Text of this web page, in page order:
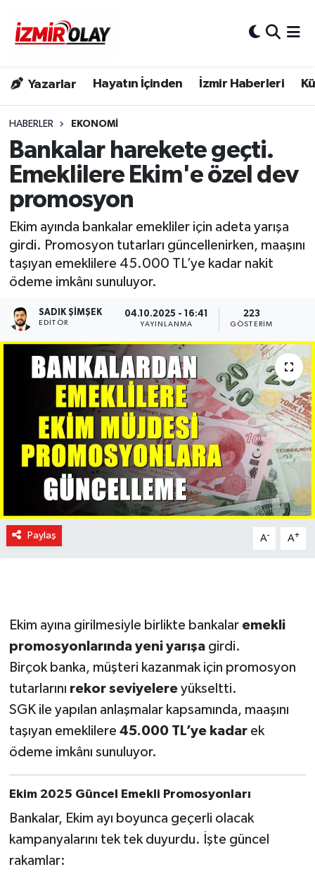
Yazarlar Hayatın İçinden İzmir Haberleri
HABERLER EKONOMI
Bankalar harekete geçti.
Emeklilere Ekim'e özel dev
promosyon
Ekim ayında bankalar emekliler için adeta yarışa
girdi. Promosyon tutarları güncellenirken, maaşını
taşıyan emeklilere 45.000 TL’ye kadar nakit
ödeme imkânı sunuluyor.
SADIK ŞIMŞEK
EDITÖR
04.10.2025 - 16:41
YAYINLANMA
223
GÖSTERIM
Paylaş A- A+
Ekim ayına girilmesiyle birlikte bankalar emekli
promosyonlarında yeni yarışagirdi.
Birçok banka, müşteri kazanmak için promosyon
tutarlarını rekor seviyelereyükseltti.
SGK ile yapılan anlaşmalar kapsamında, maaşını
taşıyan emeklilere 45.000 TL’ye kadarek
ödeme imkânı sunuluyor.
Ekim 2025 Güncel Emekli Promosyonları
Bankalar, Ekim ayı boyunca geçerli olacak
kampanyalarını tek tek duyurdu. İşte güncel
rakamlar:
Konak Trafik Yoğunluk Haritası
Süper Lig Puan Durumu ve Fikstür
Tüm Manşetler
Son Dakika Haberleri
Haber Arşivi